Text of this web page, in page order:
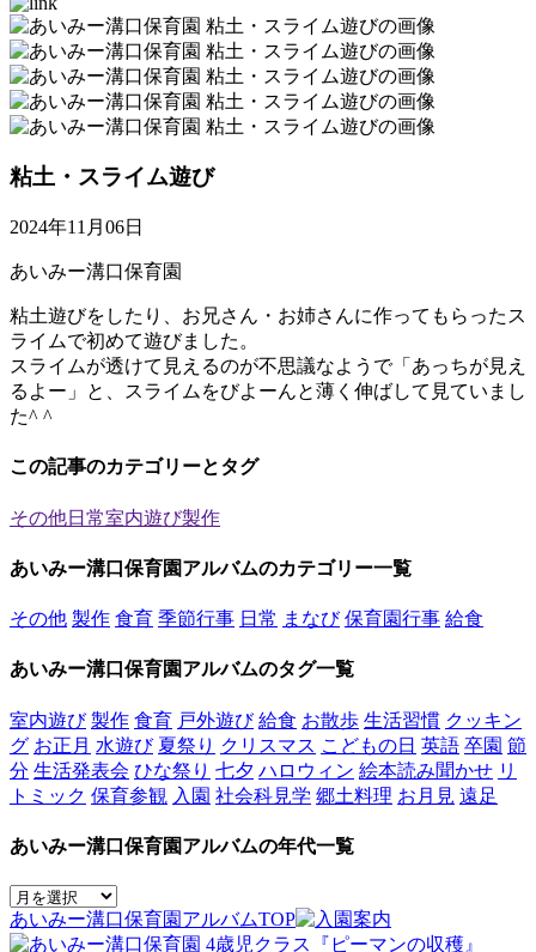
粘土・スライム遊び
2024年11月06日
あいみー溝口保育園
粘土遊びをしたり、お兄さん・お姉さんに作ってもらったス
ライムで初めて遊びました。
スライムが透けて見えるのが不思議なようで「あっちが見え
るよー」と、スライムをびよーんと薄く伸ばして見ていまし
た^ ^
この記事のカテゴリーとタグ
その他日常室内遊び製作
あいみー溝口保育園アルバムのカテゴリー一覧
その他 製作 食育 季節行事 日常 まなび 保育園行事 給食
あいみー溝口保育園アルバムのタグ一覧
室内遊び 製作 食育 戸外遊び 給食 お散歩 生活習慣 クッキン
グ お正月 水遊び 夏祭り クリスマス こどもの日 英語 卒園 節
分 生活発表会 ひな祭り 七夕 ハロウィン 絵本読み聞かせ リ
トミック 保育参観 入園 社会科見学 郷土料理 お月見 遠足
あいみー溝口保育園アルバムの年代一覧
あいみー溝口保育園アルバムTOP